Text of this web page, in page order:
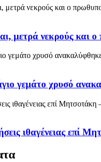
μετρά νεκρούς και
γεμάτο χρυσό
ιθαγένειας επί